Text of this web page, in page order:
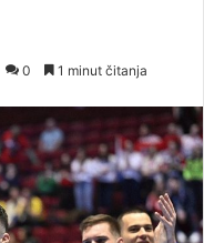
0 1 minut čitanja